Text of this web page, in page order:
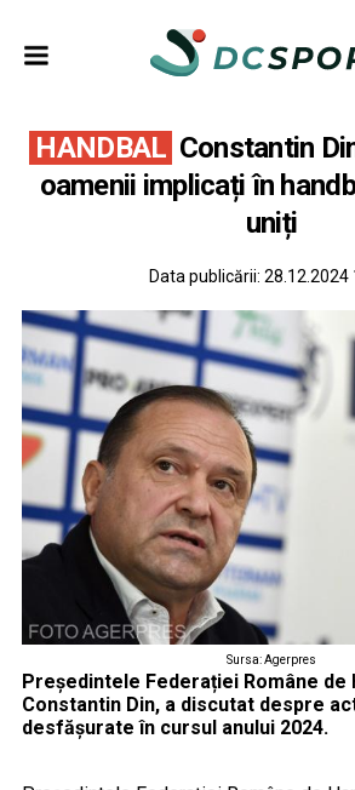
HANDBAL Constantin
oamenii implicați în
uniți
Data publicării: 28.12.2024
Sursa: Agerpres
Președintele Federației Române de
Constantin Din, a discutat despre
desfășurate în cursul anului 2024.